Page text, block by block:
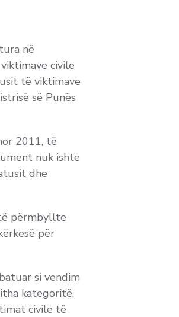
në
civile
të viktimave
së Punës
2011, të
nuk ishte
dhe
përmbyllte
për
si vendim
kategoritë,
civile të